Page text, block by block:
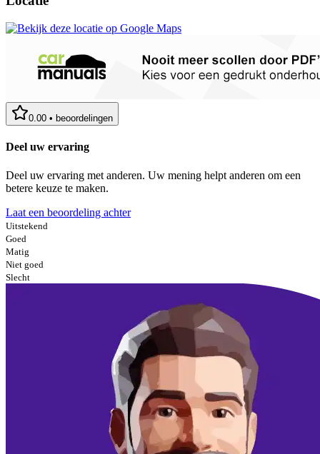
0.00 • beoordelingen
Deel uw ervaring
Deel uw ervaring met anderen. Uw mening helpt anderen om een
betere keuze te maken.
Laat een beoordeling achter
Uitstekend
Goed
Matig
Niet goed
Slecht